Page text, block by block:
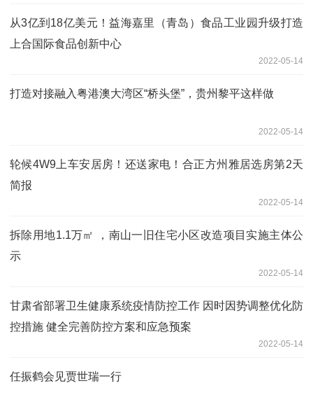
从3亿到18亿美元！益海嘉里（青岛）食品工业园升级打造
上合国际食品创新中心
2022-05-14
打造对接融入粤港澳大湾区“桥头堡”，贵州黎平这样做
2022-05-14
轮候4W9上车安居房！还送家电！合正方州雅居选房第2天
简报
2022-05-14
拆除用地1.1万㎡ ，南山一旧住宅小区改造项目实施主体公
示
2022-05-14
甘肃省部署卫生健康系统疫情防控工作 因时因势调整优化防
控措施 健全完善防控方案和应急预案
2022-05-14
任振鹤会见贾世瑞一行